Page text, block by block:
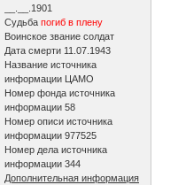
__.__.1901
Судьбапогиб в плену
Воинское звание солдат
Дата смерти 11.07.1943
Название источника
информации ЦАМО
Номер фонда источника
информации 58
Номер описи источника
информации 977525
Номер дела источника
информации 344
Дополнительная информация